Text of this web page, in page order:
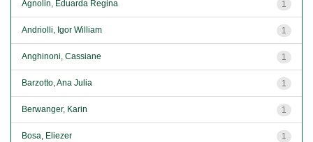
1
Agnolin, Eduarda Regina
1
Andriolli, Igor William
1
Anghinoni, Cassiane
1
Barzotto, Ana Julia
1
Berwanger, Karin
1
Bosa, Eliezer